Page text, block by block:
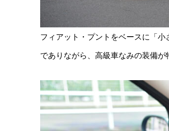
フィアット・プントをベースに「
でありながら、高級車なみの装備が